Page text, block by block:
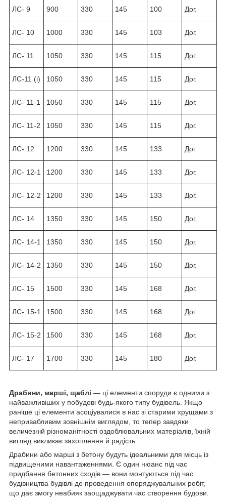
ЛС- 9 900 330 145 100 Дог.
ЛС- 10 1000 330 145 103 Дог.
ЛС- 11 1050 330 145 115 Дог.
ЛС-11 (і) 1050 330 145 115 Дог.
ЛС- 11-1 1050 330 145 115 Дог.
ЛС- 11-2 1050 330 145 115 Дог.
ЛС- 12 1200 330 145 133 Дог.
ЛС- 12-1 1200 330 145 133 Дог.
ЛС- 12-2 1200 330 145 133 Дог.
ЛС- 14 1350 330 145 150 Дог.
ЛС- 14-1 1350 330 145 150 Дог.
ЛС- 14-2 1350 330 145 150 Дог.
ЛС- 15 1500 330 145 168 Дог.
ЛС- 15-1 1500 330 145 168 Дог.
ЛС- 15-2 1500 330 145 168 Дог.
ЛС- 17 1700 330 145 180 Дог.
Драбини, марші, щаблі — ці елементи споруди є одними з
найважливіших у побудові будь-якого типу будівель. Якщо
раніше ці елементи асоціувалися в нас зі старими хрущами з
непривабливим зовнішнім виглядом, то тепер завдяки
величезній різноманітності оздоблювальних матеріалів, їхній
вигляд викликає захоплення й радість.
Драбини або марші з бетону будуть ідеальними для місць із
підвищеними навантаженнями. Є один нюанс під час
придбання бетонних сходів — вони монтуються під час
будівництва будівлі до проведення опоряджувальних робіт,
що дає змогу неабияк заощаджувати час створення будови.